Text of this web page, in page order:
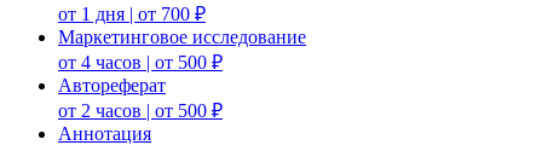
от 1 дня | от 700 ₽
Маркетинговое исследование
от 4 часов | от 500 ₽
Автореферат
от 2 часов | от 500 ₽
Аннотация